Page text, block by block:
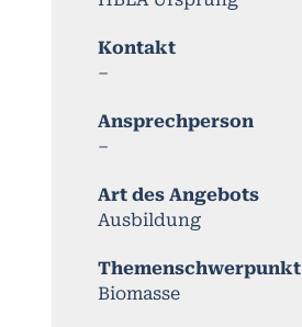
Kontakt
–
Ansprechperson
–
Art des Angebots
Ausbildung
Themenschwerpunkt
Biomasse